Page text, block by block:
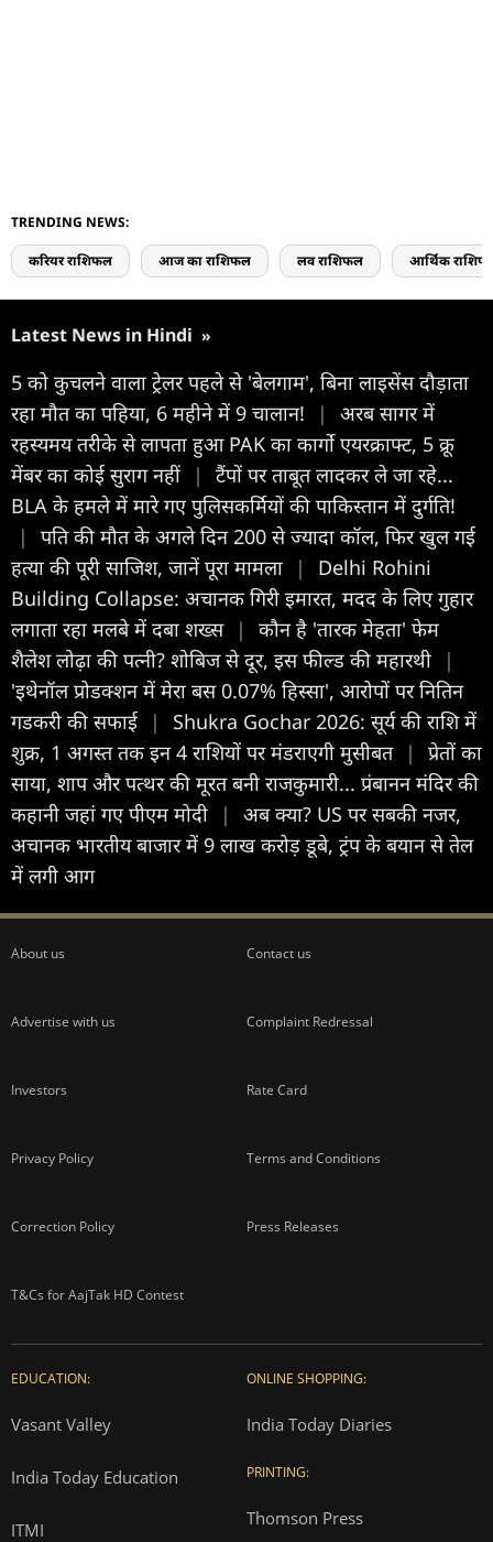
TRENDING NEWS:
करियर राशिफल आज का राशिफल लव राशिफल आर्थिक
Latest News in Hindi »
5 को कुचलने वाला ट्रेलर पहले से 'बेलगाम', बिना लाइसेंस दौड़ाता
रहा मौत का पहिया, 6 महीने में 9 चालान!
|
अरब सागर में
रहस्यमय तरीके से लापता हुआ PAK का कार्गो एयरक्राफ्ट, 5 क्रू
मेंबर का कोई सुराग नहीं
|
टैंपों पर ताबूत लादकर ले जा रहे...
BLA के हमले में मारे गए पुलिसकर्मियों की पाकिस्तान में दुर्गति!
|
पति की मौत के अगले दिन 200 से ज्यादा कॉल, फिर खुल गई
हत्या की पूरी साजिश, जानें पूरा मामला
|
Delhi Rohini
Building Collapse: अचानक गिरी इमारत, मदद के लिए गुहार
लगाता रहा मलबे में दबा शख्स |
कौन है 'तारक मेहता' फेम
शैलेश लोढ़ा की पत्नी? शोबिज से दूर, इस फील्ड की महारथी
|
'इथेनॉल प्रोडक्शन में मेरा बस 0.07% हिस्सा', आरोपों पर नितिन
गडकरी की सफाई
|
Shukra Gochar 2026: सूर्य की राशि में
शुक्र, 1 अगस्त तक इन 4 राशियों पर मंडराएगी मुसीबत |
प्रेतों का
साया, शाप और पत्थर की मूरत बनी राजकुमारी... प्रंबानन मंदिर की
कहानी जहां गए पीएम मोदी
|
अब क्या? US पर सबकी नजर,
अचानक भारतीय बाजार में 9 लाख करोड़ डूबे, ट्रंप के बयान से तेल
में लगी आग
About us Contact us
Advertise with us Complaint Redressal
Investors Rate Card
Privacy Policy Terms and Conditions
Correction Policy Press Releases
T&Cs for AajTak HD Contest
EDUCATION:
Vasant Valley
India Today Education
ITMI
ONLINE SHOPPING:
India Today Diaries
PRINTING:
Thomson Press